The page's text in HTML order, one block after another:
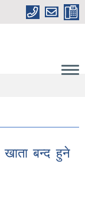
बन्द हुने